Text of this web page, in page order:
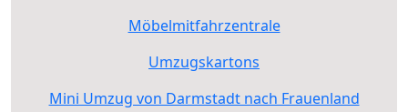
Möbelmitfahrzentrale
Umzugskartons
Mini Umzug von Darmstadt nach Frauenland